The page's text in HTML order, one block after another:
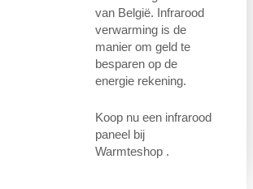
van België. Infrarood
verwarming is de
manier om geld te
besparen op de
energie rekening.
Koop nu een infrarood
paneel bij
Warmteshop .